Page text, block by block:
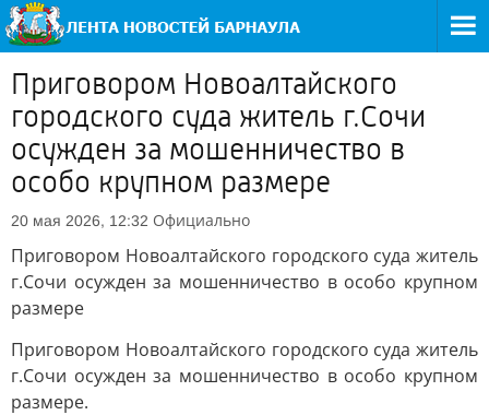
Приговором Новоалтайского
городского суда житель г.Сочи
осужден за мошенничество в
особо крупном размере
20 мая 2026, 12:32 Официально
Приговором Новоалтайского городского суда житель
г.Сочи осужден за мошенничество в особо крупном
размере
Приговором Новоалтайского городского суда житель
г.Сочи осужден за мошенничество в особо крупном
размере.